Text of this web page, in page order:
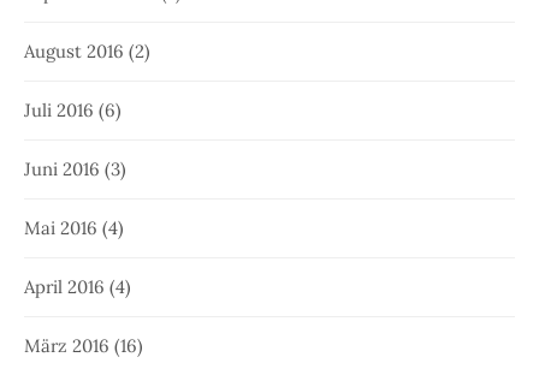
August 2016 (2)
Juli 2016 (6)
Juni 2016 (3)
Mai 2016 (4)
April 2016 (4)
März 2016 (16)